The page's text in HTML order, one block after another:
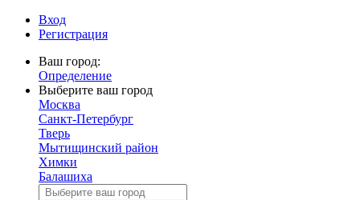
Вход
Регистрация
Ваш город:
Определение
Выберите ваш город
Москва
Санкт-Петербург
Тверь
Мытищинский район
Химки
Балашиха